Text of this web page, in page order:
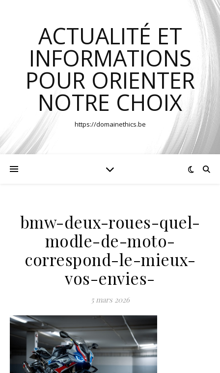
ACTUALITÉ ET
INFORMATIONS
POUR ORIENTER
NOTRE CHOIX
https://domainethics.be
bmw-deux-roues-quel-
modle-de-moto-
correspond-le-mieux-
vos-envies-
5 mars 2026